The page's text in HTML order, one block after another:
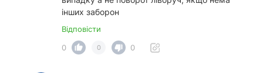
інших заборон
Відповісти
0
0 0